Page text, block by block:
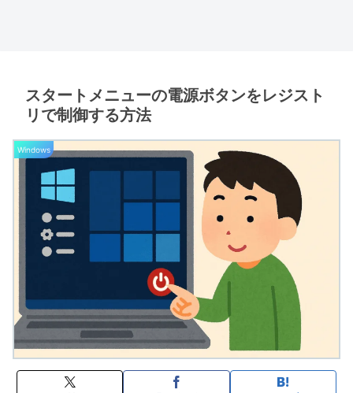
スタートメニューの電源ボタンをレジスト
リで制御する方法
Windows